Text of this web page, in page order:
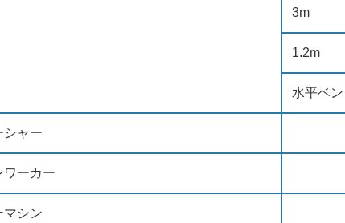
3m
1.2m
水平ベ
シャー
ワーカー
マシン